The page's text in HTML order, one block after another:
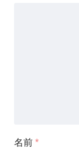
名前 *